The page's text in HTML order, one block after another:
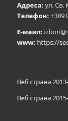
Адреса: ул. Св.
Телефон: +389
Е-маил:
www: https://
Веб страна
Веб страна 2015